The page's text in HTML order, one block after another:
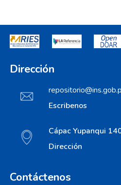
Dirección
Escribenos
Cápac Yupanqui
Dirección
Contáctenos